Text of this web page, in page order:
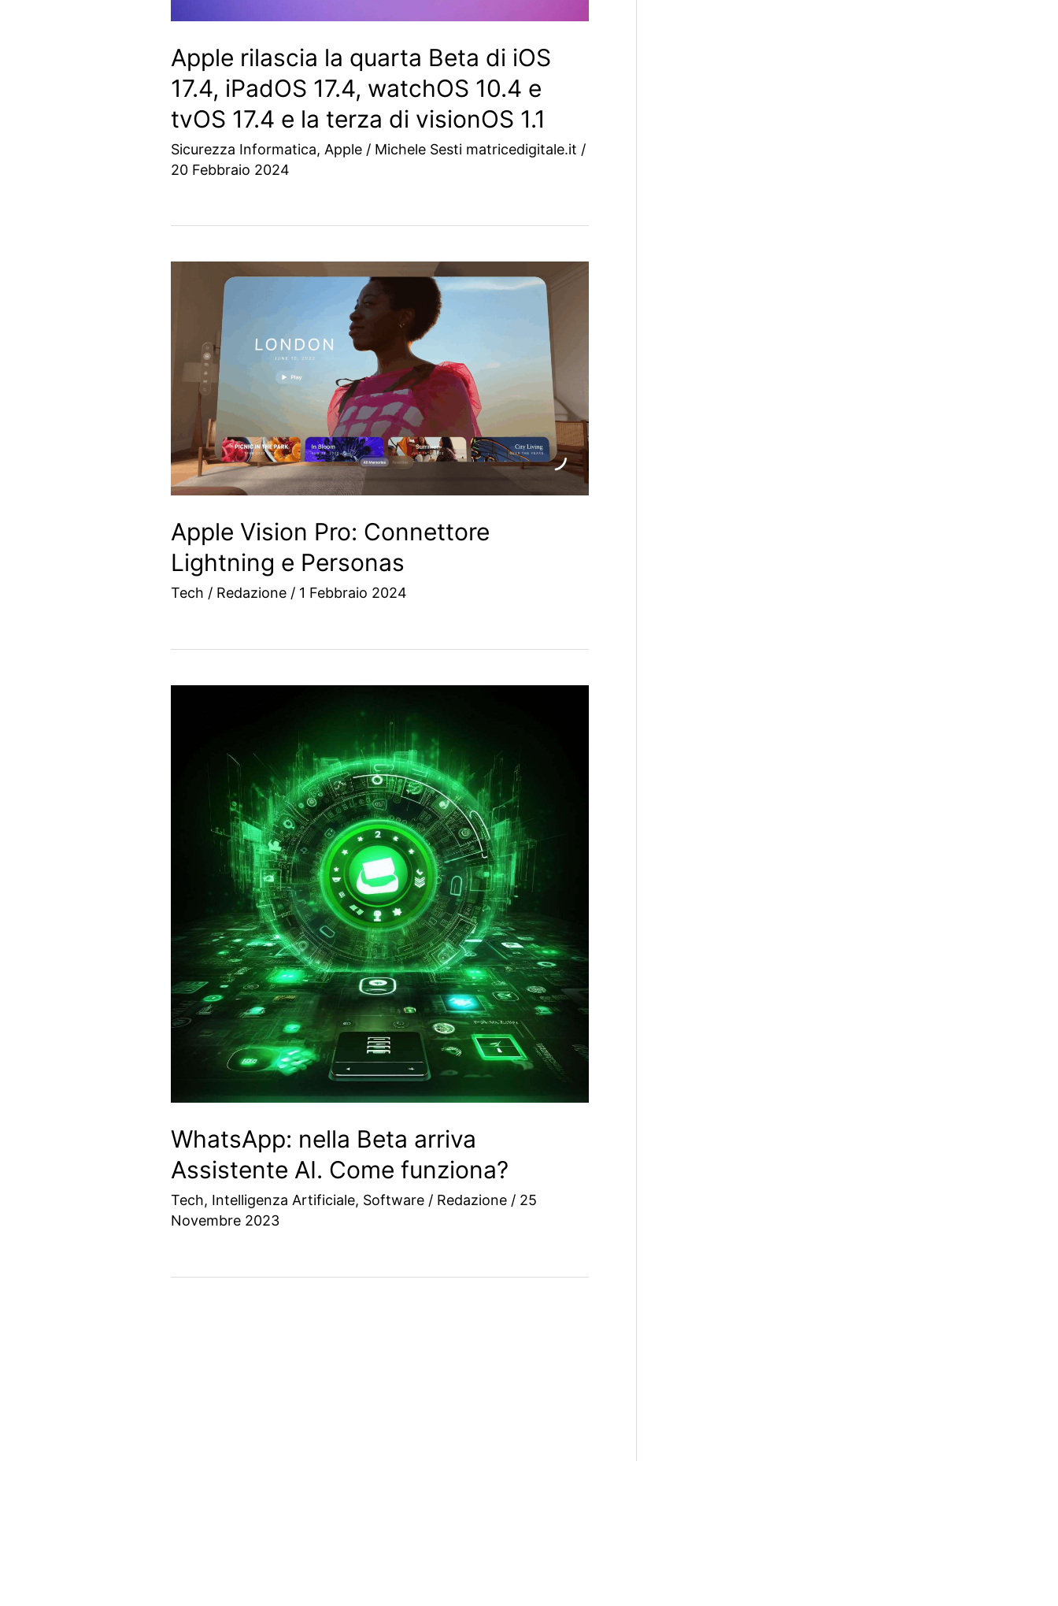
Apple rilascia la quarta Beta di iOS
17.4, iPadOS 17.4, watchOS 10.4 e
tvOS 17.4 e la terza di visionOS 1.1
Sicurezza Informatica, Apple / Michele Sesti matricedigitale.it /
20 Febbraio 2024
Apple Vision Pro: Connettore
Lightning e Personas
Tech / Redazione / 1 Febbraio 2024
WhatsApp: nella Beta arriva
Assistente AI. Come funziona?
Tech, Intelligenza Artificiale, Software / Redazione / 25
Novembre 2023